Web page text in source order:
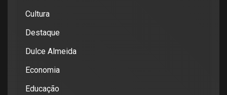
Cultura
Destaque
Dulce Almeida
Economia
Educação